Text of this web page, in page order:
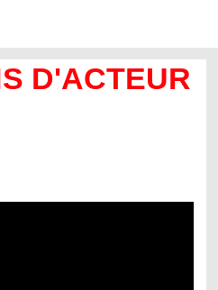
D'ACTEUR